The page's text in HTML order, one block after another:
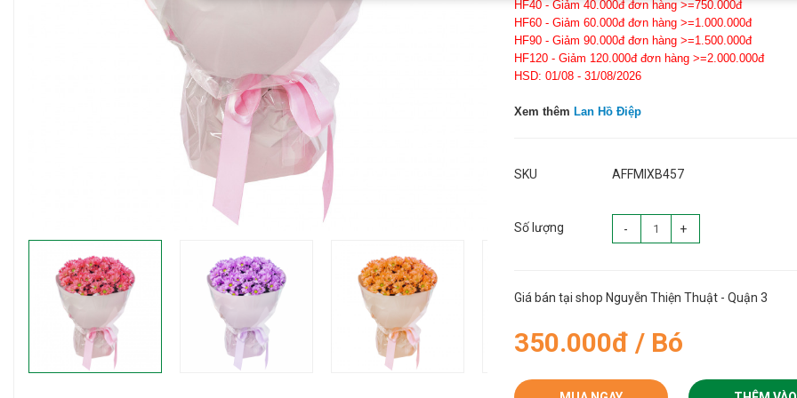
HF40 - Giảm 40.000đ đơn hàng >=750.000đ
HF60 - Giảm 60.000đ đơn hàng >=1.000.000đ
HF90 - Giảm 90.000đ đơn hàng >=1.500.000đ
HF120 - Giảm 120.000đ đơn hàng >=2.000.000đ
HSD: 01/08 - 31/08/2026
Xem thêm Lan Hồ Điệp
SKU AFFMIXB457
Số lượng - +
Giá bán tại shop Nguyễn Thiện Thuật - Quận 3
350.000đ / Bó